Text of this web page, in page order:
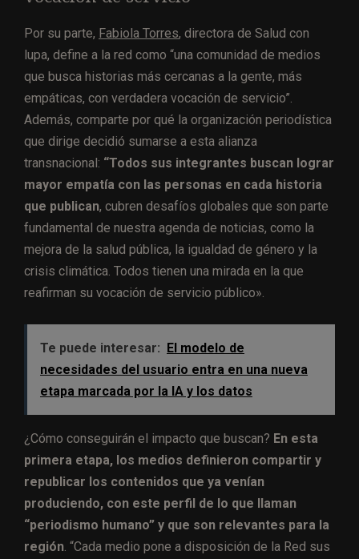
Por su parte, Fabiola Torres, directora de Salud con
lupa, define a la red como “una comunidad de medios
que busca historias más cercanas a la gente, más
empáticas, con verdadera vocación de servicio”.
Además, comparte por qué la organización periodística
que dirige decidió sumarse a esta alianza
transnacional: “Todos sus integrantes buscan lograr
mayor empatía con las personas en cada historia
que publican, cubren desafíos globales que son parte
fundamental de nuestra agenda de noticias, como la
mejora de la salud pública, la igualdad de género y la
crisis climática. Todos tienen una mirada en la que
reafirman su vocación de servicio público».
Te puede interesar: El modelo de
necesidades del usuario entra en una nueva
etapa marcada por la IA y los datos
¿Cómo conseguirán el impacto que buscan? En esta
primera etapa, los medios definieron compartir y
republicar los contenidos que ya venían
produciendo, con este perfil de lo que llaman
“periodismo humano” y que son relevantes para la
región . “Cada medio pone a disposición de la Red sus